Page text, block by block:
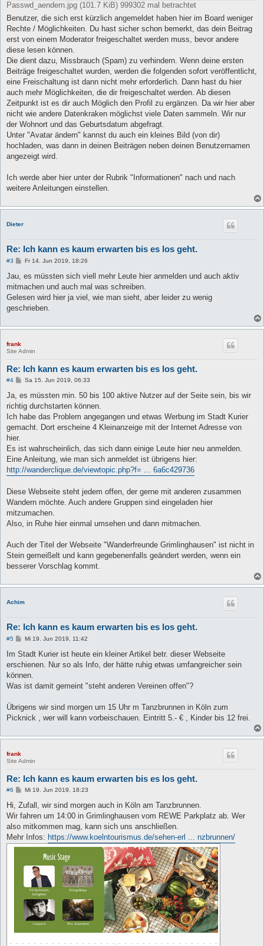
Passwd_aendern.jpg (101.7 KiB) 999302 mal betrachtet
Benutzer, die sich erst kürzlich angemeldet haben hier im Board weniger
Rechte / Möglichkeiten. Du hast sicher schon bemerkt, das dein Beitrag
erst von einem Moderator freigeschaltet werden muss, bevor andere
diese lesen können.
Die dient dazu, Missbrauch (Spam) zu verhindern. Wenn deine ersten
Beiträge freigeschaltet wurden, werden die folgenden sofort veröffentlicht,
eine Freischaltung ist dann nicht mehr erforderlich. Dann hast du hier
auch mehr Möglichkeiten, die dir freigeschaltet werden. Ab diesen
Zeitpunkt ist es dir auch Möglich den Profil zu ergänzen. Da wir hier aber
nicht wie andere Datenkraken möglichst viele Daten sammeln. Wir nur
der Wohnort und das Geburtsdatum abgefragt.
Unter "Avatar ändern" kannst du auch ein kleines Bild (von dir)
hochladen, was dann in deinen Beiträgen neben deinen Benutzernamen
angezeigt wird.
Ich werde aber hier unter der Rubrik "Informationen" nach und nach
weitere Anleitungen einstellen.
Dieter
Re: Ich kann es kaum erwarten bis es los geht.
#3
B
r
a
Fr 14. Jun 2019, 18:26
Jau, es müssten sich viell mehr Leute hier anmelden und auch aktiv
mitmachen und auch mal was schreiben.
Gelesen wird hier ja viel, wie man sieht, aber leider zu wenig
geschrieben.
frank
Site Admin
Re: Ich kann es kaum erwarten bis es los geht.
#4
B
i
r
a
Sa 15. Jun 2019, 06:33
Ja, es müssten min. 50 bis 100 aktive Nutzer auf der Seite sein, bis wir
richtig durchstarten können.
Ich habe das Problem angegangen und etwas Werbung im Stadt Kurier
gemacht. Dort erscheine 4 Kleinanzeige mit der Internet Adresse von
hier.
Es ist wahrscheinlich, das sich dann einige Leute hier neu anmelden.
Eine Anleitung, wie man sich anmeldet ist übrigens hier:
http://wanderclique.de/viewtopic.php?f= ... 6a6c429736
Diese Webseite steht jedem offen, der gerne mit anderen zusammen
Wandern möchte. Auch andere Gruppen sind eingeladen hier
mitzumachen.
Also, in Ruhe hier einmal umsehen und dann mitmachen.
Auch der Titel der Webseite "Wanderfreunde Grimlinghausen" ist nicht in
Stein gemeißelt und kann gegebenenfalls geändert werden, wenn ein
besserer Vorschlag kommt.
Achim
Re: Ich kann es kaum erwarten bis es los geht.
#5
B
i
r
a
Mi 19. Jun 2019, 11:42
Im Stadt Kurier ist heute ein kleiner Artikel betr. dieser Webseite
erschienen. Nur so als Info, der hätte ruhig etwas umfangreicher sein
können.
Was ist damit gemeint "steht anderen Vereinen offen"?
Übrigens wir sind morgen um 15 Uhr m Tanzbrunnen in Köln zum
Picknick , wer will kann vorbeischauen. Eintritt 5.- € , Kinder bis 12 frei.
frank
Site Admin
Re: Ich kann es kaum erwarten bis es los geht.
#6
B
i
r
a
Mi 19. Jun 2019, 18:23
Hi, Zufall, wir sind morgen auch in Köln am Tanzbrunnen.
Wir fahren um 14:00 in Grimlinghausen vom REWE Parkplatz ab. Wer
also mitkommen mag, kann sich uns anschließen.
Mehr Infos: https://www.koelntourismus.de/sehen-erl ... nzbrunnen/